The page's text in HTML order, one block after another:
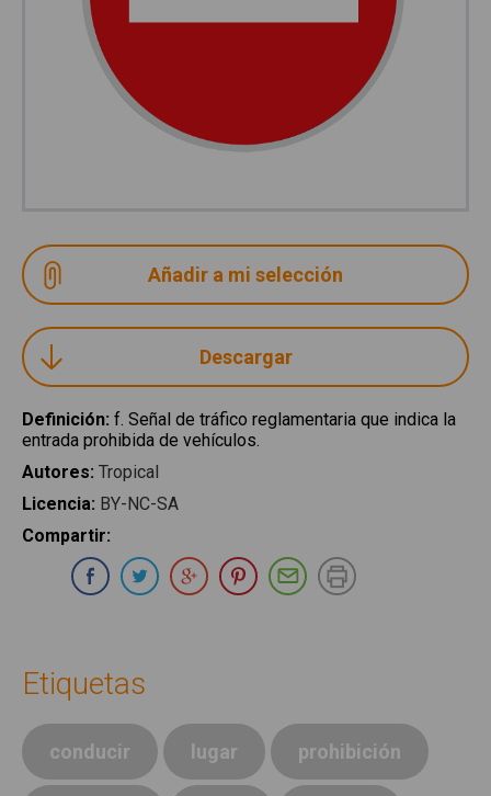
Descargar
Definición: f. Señal de tráfico reglamentaria que indica la
entrada prohibida de vehículos.
Autores: Tropical
Licencia: BY-NC-SA
Compartir:
Compartir en Whatsapp
Compartir en Facebook
Compartir en Twitter
Compartir en Google Plus
Compartir en Pinterest
Compartir por E-
Etiquetas
conducir lugar prohibición